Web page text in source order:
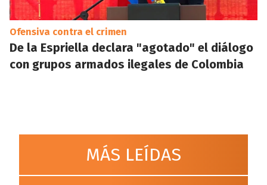
Ofensiva contra el crimen
De la Espriella declara "agotado" el diálogo
con grupos armados ilegales de Colombia
MÁS LEÍDAS